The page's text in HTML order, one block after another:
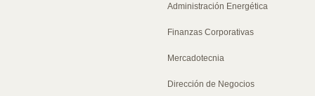
Administración Energética
Finanzas Corporativas
Mercadotecnia
Dirección de Negocios